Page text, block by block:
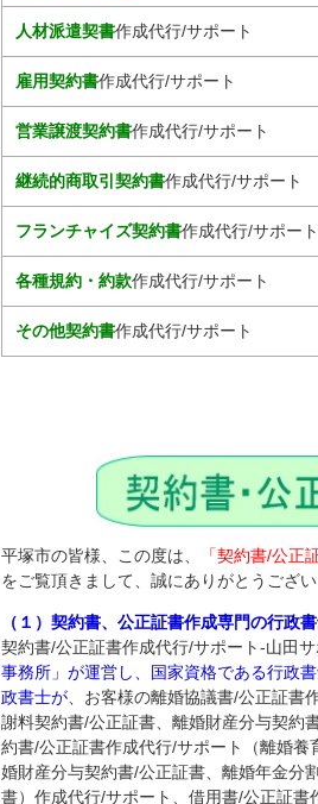
人材派遣契書作成代行/サポート
雇用契約書作成代行/サポート
営業譲渡契約書作成代行/サポート
継続的商取引契約書作成代行/サポート
フランチャイズ契約書作成代行/サポート
各種規約・約款作成代行/サポート
その他契約書作成代行/サポート
平塚市の皆様、この度は、
「契約書/公正
をご覧頂きまして、誠にありがとうござい
（１）契約書、公正証書作成専門の行政
契約書/公正証書作成代行/サポート-山田
事務所」が運営し、国家資格である行政
政書士が、お客様の離婚協議書/公正証書
謝料契約書/公正証書、離婚財産分与契約
約書/公正証書作成代行/サポート（離婚
婚財産分与契約書/公正証書、離婚年金分
書）作成代行/サポート、借用書/公正証